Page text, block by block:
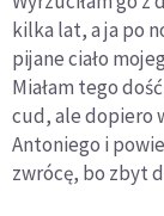
kilka lat, a ja po
pijane ciało
Miałam tego
cud, ale dopiero
Antoniego i
zwrócę, bo zbyt